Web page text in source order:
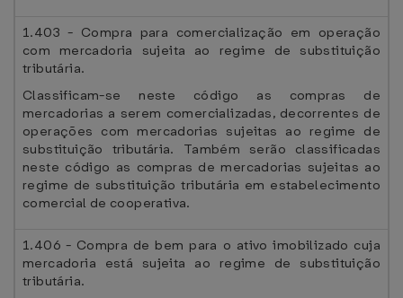
1.403 - Compra para comercialização em operação
com mercadoria sujeita ao regime de substituição
tributária.
Classificam-se neste código as compras de
mercadorias a serem comercializadas, decorrentes de
operações com mercadorias sujeitas ao regime de
substituição tributária. Também serão classificadas
neste código as compras de mercadorias sujeitas ao
regime de substituição tributária em estabelecimento
comercial de cooperativa.
1.406 - Compra de bem para o ativo imobilizado cuja
mercadoria está sujeita ao regime de substituição
tributária.